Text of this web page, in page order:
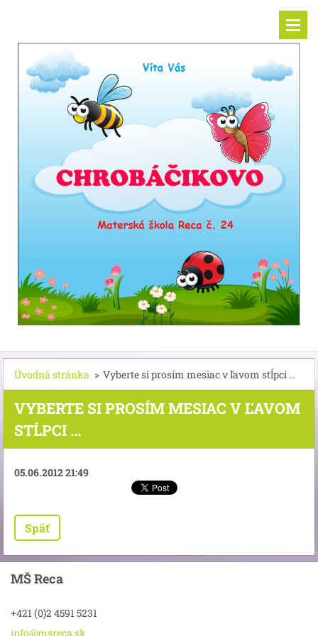
Úvodná stránka > Vyberte si prosím mesiac v ľavom stĺpci ...
VYBERTE SI PROSÍM MESIAC V ĽAVOM
STĹPCI ...
05.06.2012 21:49
Späť
MŠ Reca
+421 (0)2 4591 5231
info@msreca.sk